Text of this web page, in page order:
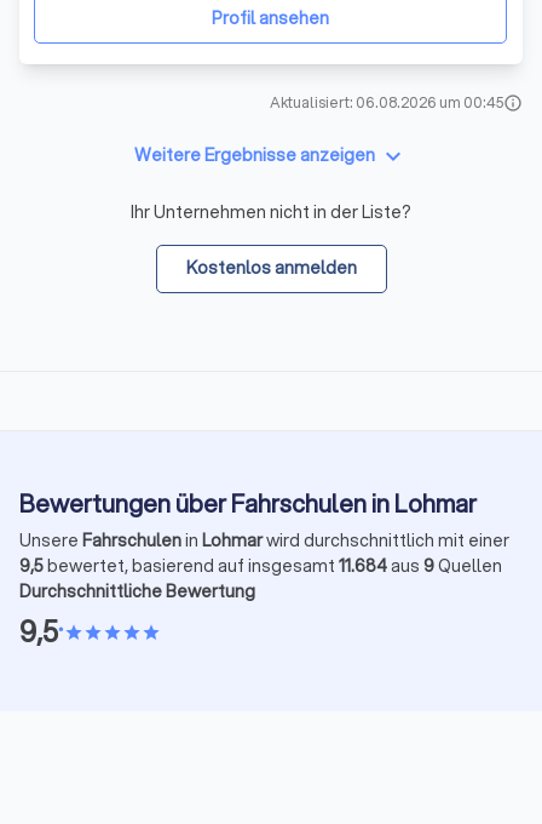
Profil ansehen
Aktualisiert: 06.08.2026 um 00:45info
Weitere Ergebnisse anzeigen keyboard_arrow_down
Ihr Unternehmen nicht in der Liste?
Kostenlos anmelden
Bewertungen über Fahrschulen in Lohmar
Unsere Fahrschulenin Lohmarwird durchschnittlich mit einer
9,5bewertet, basierend auf insgesamt 11.684aus 9Quellen
Durchschnittliche Bewertung
9,5•starstarstarstarstar